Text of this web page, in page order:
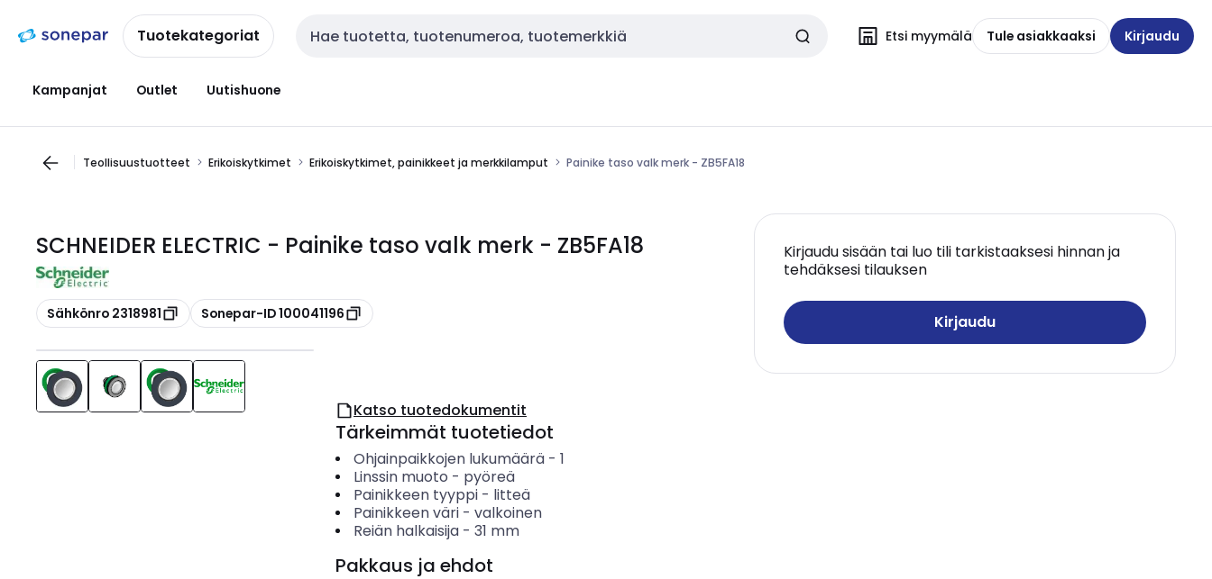
navigointiinsisältöönTuotekategoriat Haku Etsi myymälä Tule asiakkaaksi Kirjaudu
Kampanjat Outlet Uutishuone
Teollisuustuotteet Erikoiskytkimet Erikoiskytkimet, painikkeet ja merkkilamput Painike taso valk merk - ZB5FA18
SCHNEIDER ELECTRIC - Painike taso valk merk - ZB5FA18
Kopioi
Sähkönro 2318981 Kopioi
Sonepar-ID 100041196
Kirjaudu sisään tai luo tili tarkistaaksesi hinnan ja
tehdäksesi tilauksen
Kirjaudu
Katso tuotedokumentit
Tärkeimmät tuotetiedot
Ohjainpaikkojen lukumäärä- 1
Linssin muoto - pyöreä
Painikkeen tyyppi- litteä
Painikkeen väri- valkoinen
Reiän halkaisija- 31 mm
Pakkaus ja ehdot